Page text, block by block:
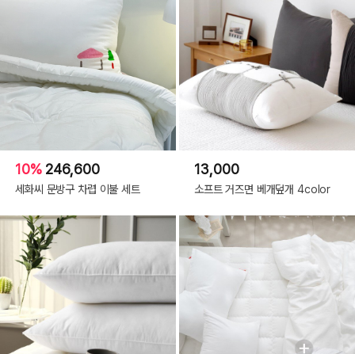
10% 246,600
세화씨 문방구 차렵 이불 세트
13,000
소프트 거즈면 베개덮개 4color